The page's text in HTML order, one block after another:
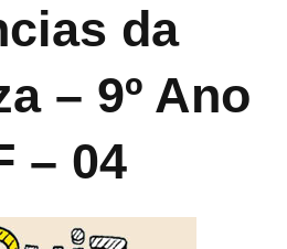
da
– 9º Ano
– 04